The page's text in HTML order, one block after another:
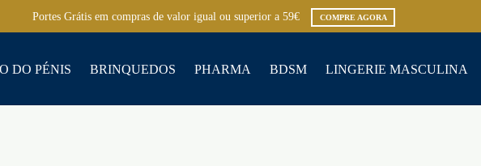
Portes Grátis em compras de valor igual ou superior a 59€ COMPRE AGORA
DO PÉNIS BRINQUEDOS PHARMA BDSM LINGERIE MASCULINA